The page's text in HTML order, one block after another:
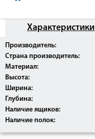
Характеристики
Производитель:
Страна производитель:
Материал:
Высота:
Ширина:
Глубина:
Наличие ящиков:
Наличие полок: